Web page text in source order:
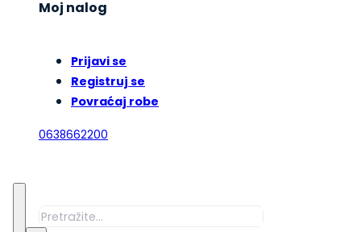
Moj nalog
Prijavi se
Registruj se
Povraćaj robe
0638662200
Pretraga